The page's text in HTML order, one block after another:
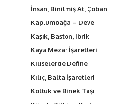
İnsan, Binilmiş At, Çoban
Kaplumbağa – Deve
Kaşık, Baston, ibrik
Kaya Mezar İşaretleri
Kiliselerde Define
Kılıç, Balta İşaretleri
Koltuk ve Binek Taşı